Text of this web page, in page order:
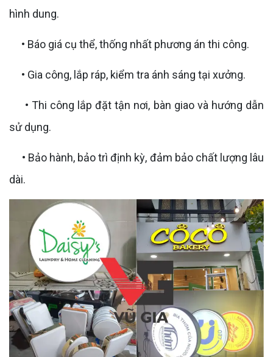
hình dung.
• Báo giá cụ thể, thống nhất phương án thi công.
• Gia công, lắp ráp, kiểm tra ánh sáng tại xưởng.
• Thi công lắp đặt tận nơi, bàn giao và hướng dẫn
sử dụng.
• Bảo hành, bảo trì định kỳ, đảm bảo chất lượng lâu
dài.